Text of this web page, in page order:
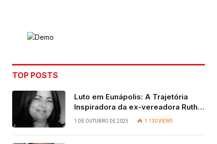
TOP POSTS
Luto em Eunápolis: A Trajetória
Inspiradora da ex-vereadora Ruth
Contadora
1 DE OUTUBRO DE 2025 1.130VIEWS